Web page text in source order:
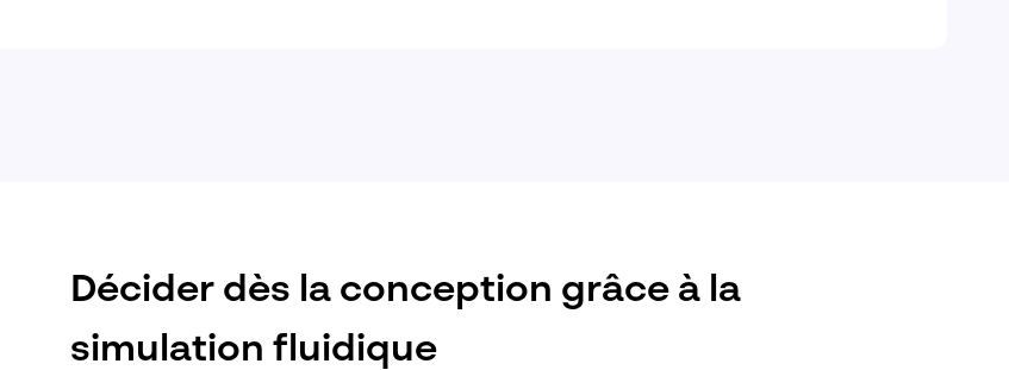
Décider dès la conception grâce à la
simulation fluidique